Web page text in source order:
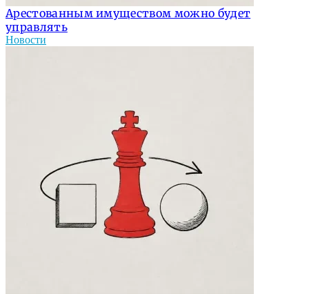
Арестованным имуществом можно будет
управлять
Новости